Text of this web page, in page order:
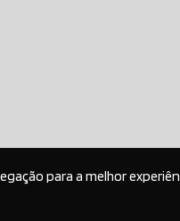
para a melhor